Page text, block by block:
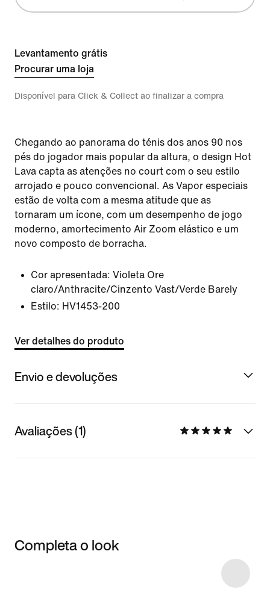
Levantamento grátis
Procurar uma loja
Disponível para Click & Collect ao finalizar a compra
Chegando ao panorama do ténis dos anos 90 nos
pés do jogador mais popular da altura, o design Hot
Lava capta as atenções no court com o seu estilo
arrojado e pouco convencional. As Vapor especiais
estão de volta com a mesma atitude que as
tornaram um ícone, com um desempenho de jogo
moderno, amortecimento Air Zoom elástico e um
novo composto de borracha.
Cor apresentada: Violeta Ore
claro/Anthracite/Cinzento Vast/Verde Barely
Estilo: HV1453-200
Ver detalhes do produto
Envio e devoluções
Avaliações (1)
Completa o look